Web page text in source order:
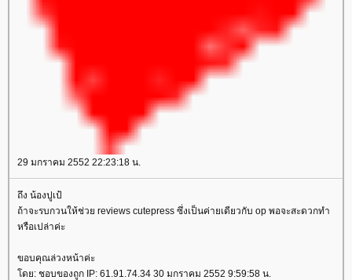
29 มกราคม 2552 22:23:18 น.
ถึง น้องปูเป้
ถ้าจะรบกวนให้ช่วย reviews cutepress ซึ่งเป็นค่ายเดียวกับ op พอจะสะดวกทำ
หรือเปล่าค่ะ
ขอบคุณล่วงหน้าค่ะ
ดย: ชอบของถูก IP: 61.91.74.34 30 มกราคม 2552 9:59:58 น.